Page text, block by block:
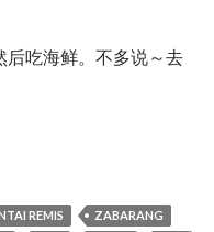
后吃海鲜。不多说～去
REMIS
ZABARANG